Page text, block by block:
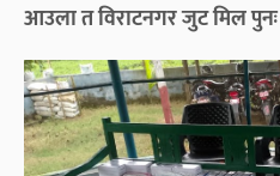
आउला त विराटनगर जुट मिल